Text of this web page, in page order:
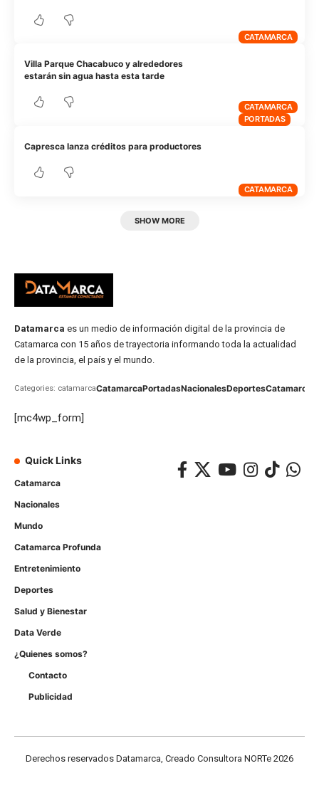
CATAMARCA
CATAMARCA
PORTADAS
Villa Parque Chacabuco y alrededores
estarán sin agua hasta esta tarde
CATAMARCA
Capresca lanza créditos para productores
SHOW MORE
Datamarca es un medio de información digital de la provincia de
Catamarca con 15 años de trayectoria informando toda la actualidad
de la provincia, el país y el mundo.
Categories: catamarcaCatamarcaPortadasNacionalesDeportesCatamarca
[mc4wp_form]
Quick Links
Catamarca
Nacionales
Mundo
Catamarca Profunda
Entretenimiento
Deportes
Salud y Bienestar
Data Verde
¿Quienes somos?
Contacto
Publicidad
Derechos reservados Datamarca, Creado Consultora NORTe 2026